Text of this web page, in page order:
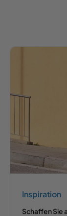
Inspiration
Schaffen Sie